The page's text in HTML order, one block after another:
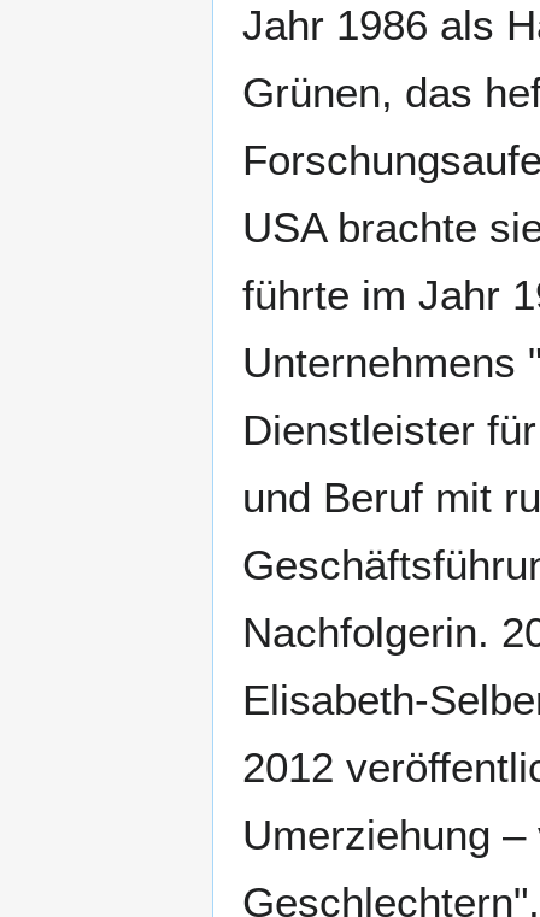
Jahr 1986 als
Grünen, das
USA brachte
führte im Jahr
Unternehmens
Dienstleister
und Beruf mit
Nachfolgerin.
Elisabeth-
2012
Umerziehung